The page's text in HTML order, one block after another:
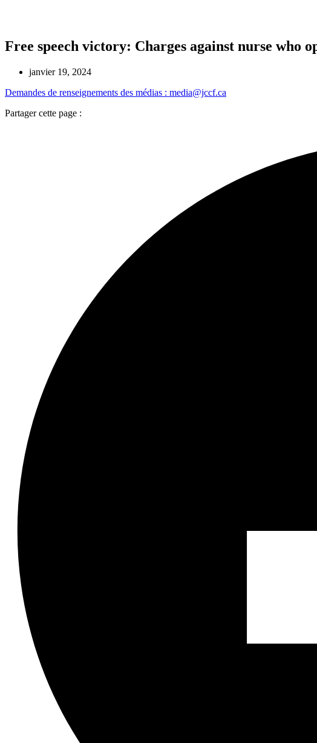
Free speech victory: Charges against nurse who
janvier 19, 2024
Demandes de renseignements des médias : media@jccf.ca
Partager cette page :